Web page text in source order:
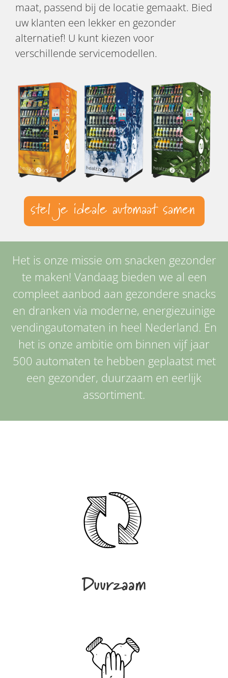
maat, passend bij de locatie gemaakt. Bied
uw klanten een lekker en gezonder
alternatief! U kunt kiezen voor
verschillende servicemodellen.
stel je ideale automaat samen
Het is onze missie om snacken gezonder
te maken! Vandaag bieden we al een
compleet aanbod aan gezondere snacks
en dranken via moderne, energiezuinige
vendingautomaten in heel Nederland. En
het is onze ambitie om binnen vijf jaar
500 automaten te hebben geplaatst met
een gezonder, duurzaam en eerlijk
assortiment.
Duurzaam